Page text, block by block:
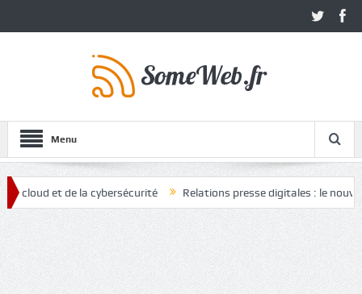
Menu
de la cybersécurité Relations presse digitales : le nouvel atout